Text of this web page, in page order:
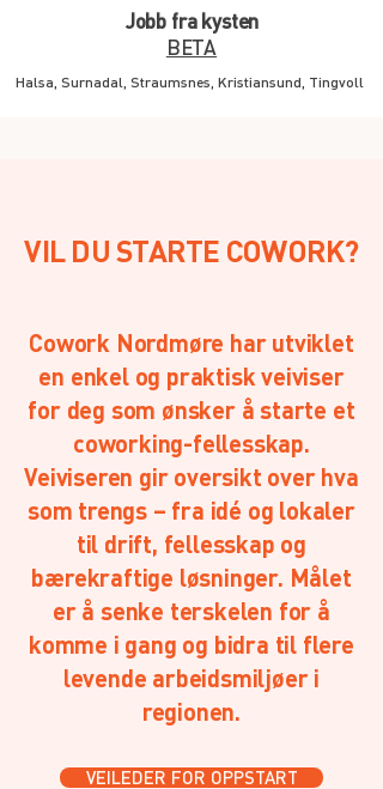
Jobb fra kysten
BETA
Halsa, Surnadal, Straumsnes, Kristiansund, Tingvoll
VIL DU STARTE COWORK?
Cowork Nordmøre har utviklet
en enkel og praktisk veiviser
for deg som ønsker å starte et
coworking-fellesskap.
Veiviseren gir oversikt over hva
som trengs – fra idé og lokaler
til drift, fellesskap og
bærekraftige løsninger. Målet
er å senke terskelen for å
komme i gang og bidra til flere
levende arbeidsmiljøer i
regionen.
VEILEDER FOR OPPSTART